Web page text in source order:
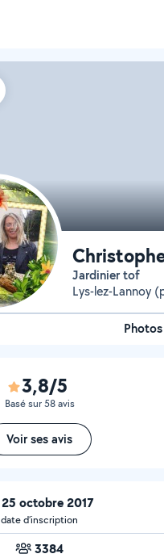
Jardinier tof
Lys-lez-Lannoy
Photos
3,8/5
Basé sur 58 avis
Voir ses avis
25 octobre 2017
date d’inscription
3384